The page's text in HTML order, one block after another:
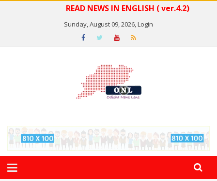
READ NEWS IN ENGLISH ( ver.4.2)
Sunday, August 09, 2026,Login